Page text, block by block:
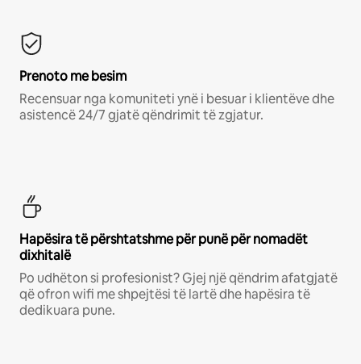
Prenoto me besim
Recensuar nga komuniteti ynë i besuar i klientëve dhe
asistencë 24/7 gjatë qëndrimit të zgjatur.
Hapësira të përshtatshme për punë për nomadët
dixhitalë
Po udhëton si profesionist? Gjej një qëndrim afatgjatë
që ofron wifi me shpejtësi të lartë dhe hapësira të
dedikuara pune.